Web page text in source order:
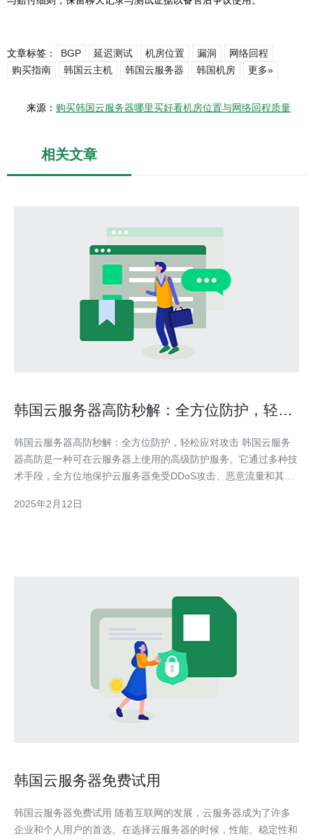
文章标签： BGP 延迟测试 机房位置 漏洞
网络回程
购买指南
韩国云主机 韩国云服务器 韩国机房 更多»
来源： 购买韩国云服务器哪里买好看机房位置与网络回程质量
相关文章
韩国云服务器高防秒解：全方位防护，轻松
韩国云服务器高防秒解：全方位防护，轻松应对攻击 韩国云服务
器高防是一种可在云服务器上使用的高级防护服务。它通过多种技
术手段，全方位地保护云服务器免受DDoS攻击、恶意流量和其他
能，包括： DDoS攻击防护：通过检测和过滤异常流量，保护服务
2025年2月12日
韩国云服务器免费试用
韩国云服务器免费试用 随着互联网的发展，云服务器成为了许多
企业和个人用户的首选。在选择云服务器的时候，性能、稳定性和